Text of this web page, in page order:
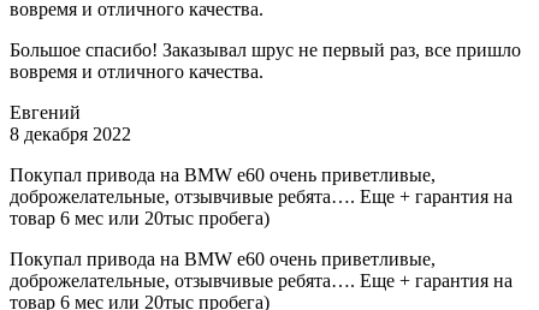
вовремя и отличного качества.
Большое спасибо! Заказывал шрус не первый раз, все пришло
вовремя и отличного качества.
Евгений
8 декабря 2022
Покупал привода на BMW e60 очень приветливые,
доброжелательные, отзывчивые ребята…. Еще + гарантия на
товар 6 мес или 20тыс пробега)
Покупал привода на BMW e60 очень приветливые,
доброжелательные, отзывчивые ребята…. Еще + гарантия на
товар 6 мес или 20тыс пробега)